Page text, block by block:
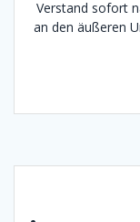
Verstand sofort
an den äußeren